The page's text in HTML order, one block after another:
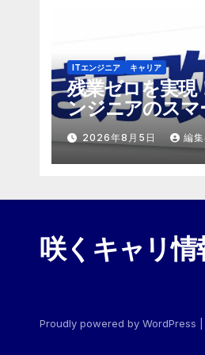
ITエンジニア キャリア
残業ゼロを実現
ンジニアのスマ
働き方改革
2026年8月5日 編集
咲くキャリ情
Proudly powered by WordPress